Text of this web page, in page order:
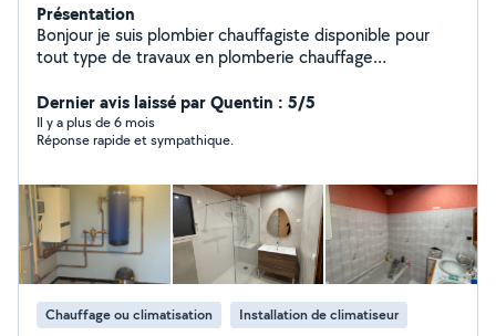
Présentation
Bonjour je suis plombier chauffagiste disponible pour
tout type de travaux en plomberie chauffage
Débouchage de toute canalisation
Dernier avis laissé par Quentin : 5/5
Il y a plus de 6 mois
Réponse rapide et sympathique.
Chauffage ou climatisation Installation de climatiseur